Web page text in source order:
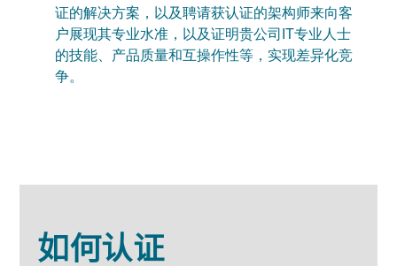
证的解决方案，以及聘请获认证的架构师来向客
户展现其专业水准，以及证明贵公司IT专业人士
的技能、产品质量和互操作性等，实现差异化竞
争。
如何认证